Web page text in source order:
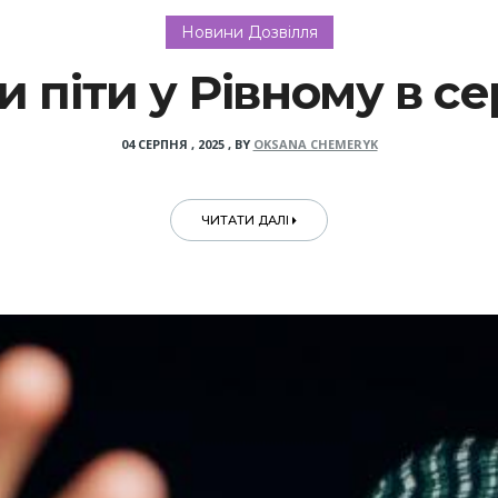
Новини Дозвілля
піти у Рівному в
04 СЕРПНЯ , 2025, BY OKSANA CHEMERYK
ЧИТАТИ ДАЛІ